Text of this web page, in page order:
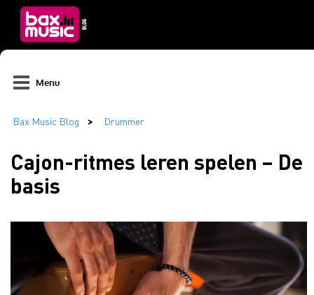
Menu
Cajon-ritmes leren spelen – De
basis